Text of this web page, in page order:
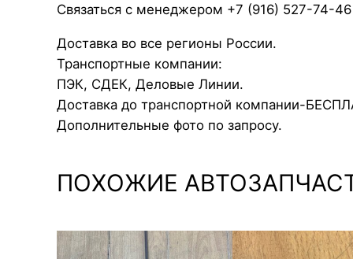
Связаться с менеджером +7 (916) 527-74-46
Доставка во все регионы России.
Транспортные компании:
ПЭК, СДЕК, Деловые Линии.
Доставка до транспортной компании-
Дополнительные фото по запросу.
ПОХОЖИЕ